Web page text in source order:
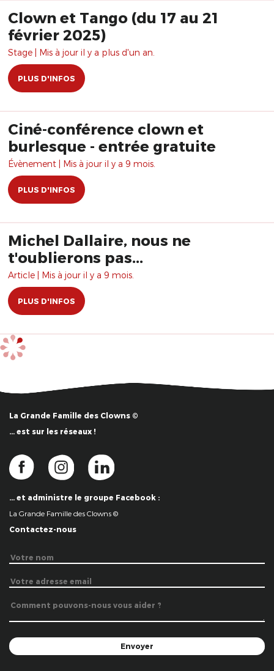
Clown et Tango (du 17 au 21
février 2025)
Stage | Mis à jour il y a plus d'un an.
PLUS D'INFOS
Ciné-conférence clown et
burlesque - entrée gratuite
Évènement | Mis à jour il y a 9 mois.
PLUS D'INFOS
Michel Dallaire, nous ne
t'oublierons pas...
Article | Mis à jour il y a 9 mois.
PLUS D'INFOS
La Grande Famille des Clowns ©
… est sur les réseaux !
… et administre le groupe Facebook :
La Grande Famille des Clowns ©
Contactez-nous